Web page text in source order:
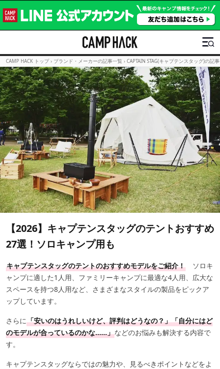
CAMP HACK トップ › ブランド・メーカーの記事一覧 › CAPTAIN STAG(キャプテンスタッグ)の記
【2026】キャプテンスタッグのテントおすすめ
27選！ソロキャンプ用も
キャプテンスタッグのテントのおすすめモデルをご紹介！ ソロキ
ャンプに適した1人用、ファミリーキャンプに最適な4人用、広大な
スペースを持つ8人用など、さまざまなスタイルの製品をピックア
ップしています。
さらに「安いのはうれしいけど、評判はどうなの？」「自分にはど
のモデルが合っているのかな......」などのお悩みも解決する内容で
す。
キャプテンスタッグならではの魅力や、見るべきポイントなどをよ